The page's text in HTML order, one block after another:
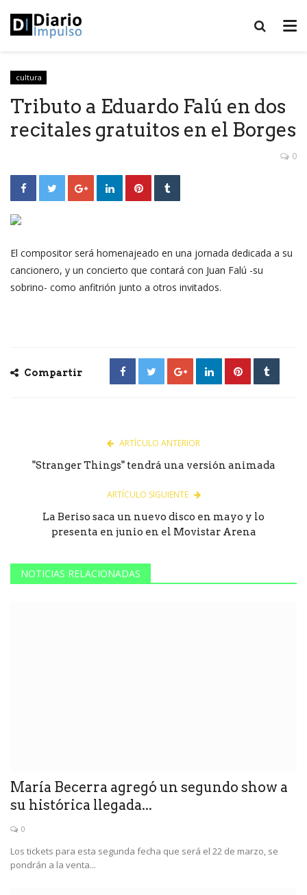
cultura
Tributo a Eduardo Falú en dos
recitales gratuitos en el Borges
0
El compositor será homenajeado en una jornada dedicada a su
cancionero, y un concierto que contará con Juan Falú -su
sobrino- como anfitrión junto a otros invitados.
Compartir
ARTÍCULO ANTERIOR
"Stranger Things" tendrá una versión animada
ARTÍCULO SIGUIENTE
La Beriso saca un nuevo disco en mayo y lo
presenta en junio en el Movistar Arena
NOTICIAS RELACIONADAS
María Becerra agregó un segundo show a
su histórica llegada...
0
Los tickets para esta segunda fecha que será el 22 de marzo, se
pondrán a la venta...